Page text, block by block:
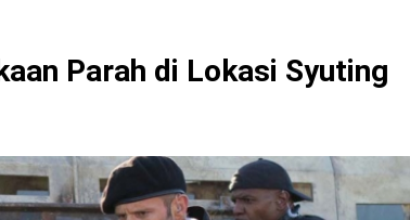
Parah di Lokasi Syuting